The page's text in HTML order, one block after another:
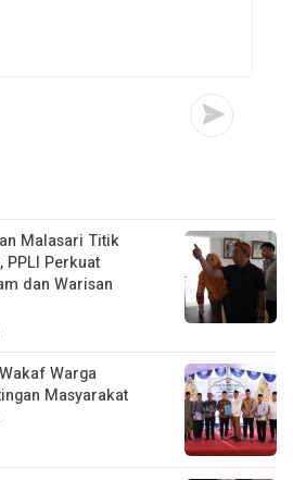
Malasari Titik
PPLI Perkuat
dan Warisan
Warga
Masyarakat